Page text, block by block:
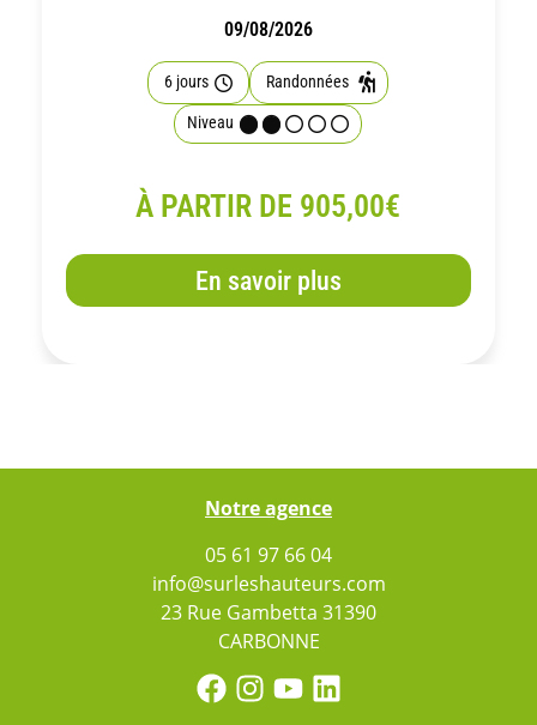
09/08/2026
6 jours
Randonnées
Niveau
À PARTIR DE 905,00€
En savoir plus
Notre agence
05 61 97 66 04
info@surleshauteurs.com
23 Rue Gambetta 31390
CARBONNE